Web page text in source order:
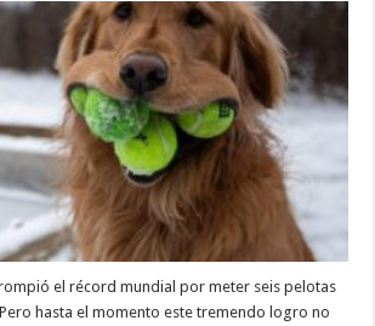
el récord mundial por meter seis pelotas
hasta el momento este tremendo logro no